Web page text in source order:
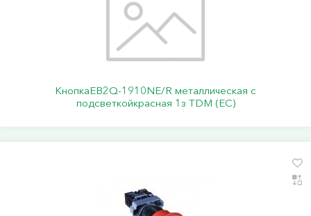
КнопкаEB2Q-1910NE/R металлическая с
подсветкойкрасная 1з TDM (ЕС)